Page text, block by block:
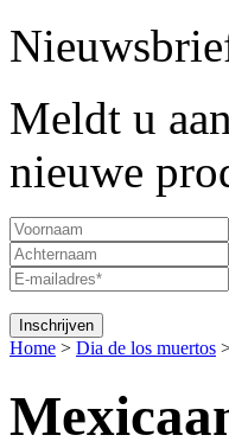
Meldt u
nieuwe
Home > Dia de los muertos